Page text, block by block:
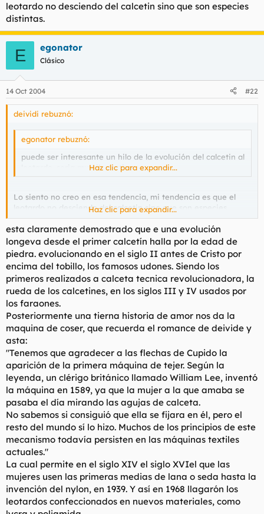
leotardo no desciendo del calcetin sino que son especies
distintas.
E egonator
Clásico
14 Oct 2004 #22
deividi rebuznó:
egonator rebuznó:
puede ser interesante un hilo de la evolución del calcetin al
leotardo, seria muy ilustrativoHaz clic para expandir...
Lo siento no creo en esa tendencia, mi tendencia es que el
leotardo no desciendo del calcetin sino que son especies
distintas.
Haz clic para expandir...
esta claramente demostrado que e una evolución
longeva desde el primer calcetín halla por la edad de
piedra. evolucionando en el siglo II antes de Cristo por
encima del tobillo, los famosos udones. Siendo los
primeros realizados a calceta tecnica revolucionadora, la
rueda de los calcetines, en los siglos III y IV usados por
los faraones.
Posteriormente una tierna historia de amor nos da la
maquina de coser, que recuerda el romance de deivide y
asta:
"Tenemos que agradecer a las flechas de Cupido la
aparición de la primera máquina de tejer. Según la
leyenda, un clérigo británico llamado William Lee, inventó
la máquina en 1589, ya que la mujer a la que amaba se
pasaba el día mirando las agujas de calceta.
No sabemos si consiguió que ella se fijara en él, pero el
resto del mundo sí lo hizo. Muchos de los principios de este
mecanismo todavía persisten en las máquinas textiles
actuales."
La cual permite en el siglo XIV el siglo XVIel que las
mujeres usen las primeras medias de lana o seda hasta la
invención del nylon, en 1939. Y así en 1968 llagarón los
leotardos confeccionados en nuevos materiales, como